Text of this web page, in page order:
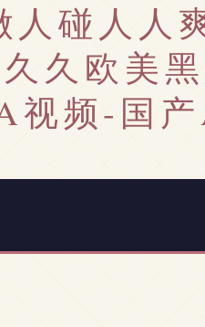
碰人人
久欧美
视频-国